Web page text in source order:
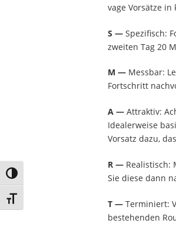
Umschalten auf hohe Kontraste
Schrift vergrößern
vage Vorsätze
S — Spezifisch:
zweiten Tag 20
M — Messbar:
Fortschritt
A — Attraktiv:
Idealerweise
Vorsatz dazu,
R — Realistisch:
Sie diese dann
T — Terminiert:
bestehenden